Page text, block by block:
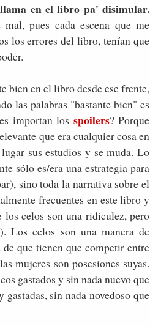
en el libro pa' disimular.
pues cada escena que me
los errores del libro, tenían que
bien en el libro desde ese frente,
las palabras "bastante bien" es
importan los spoilers? Porque
que era cualquier cosa en
sus estudios y se muda. Lo
sólo es/era una estrategia para
sino toda la narrativa sobre el
frecuentes en este libro y
celos son una ridiculez, pero
Los celos son una manera de
que tienen que competir entre
mujeres son posesiones suyas.
gastados y sin nada nuevo que
sin nada novedoso que